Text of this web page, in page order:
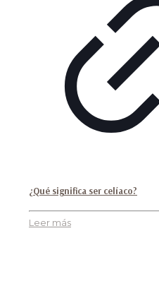
¿Qué significa ser celíaco?
Leer más